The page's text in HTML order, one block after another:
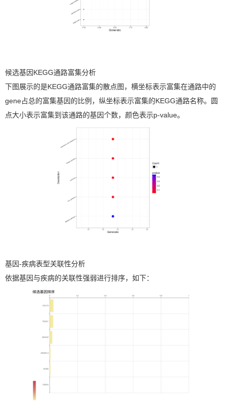
候选基因KEGG通路富集分析
下图展示的是KEGG通路富集的散点图，横坐标表示富集在通路中的
gene占总的富集基因的比例，纵坐标表示富集的KEGG通路名称。圆
点大小表示富集到该通路的基因个数，颜色表示p-value。
基因-疾病表型关联性分析
依据基因与疾病的关联性强弱进行排序，如下：